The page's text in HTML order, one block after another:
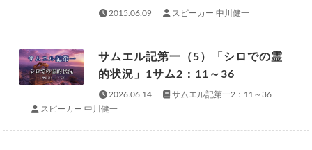
2015.06.09 スピーカー 中川健一
サムエル記第一（5）「シロでの霊
的状況」1サム2：11～36
2026.06.14
サムエル記第一2：11～36
スピーカー 中川健一